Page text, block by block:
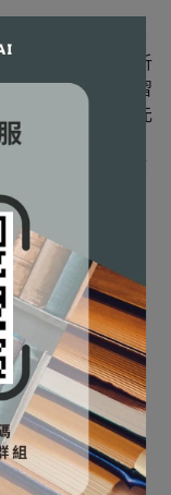
分析的基本概念、
，以及大數據分析
器學習與深度學習
實務應用上更多元
明，使讀者易於應
。